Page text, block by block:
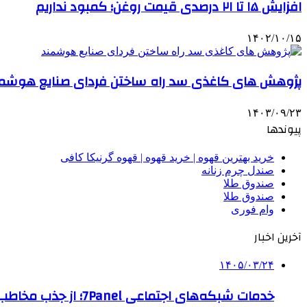
افزایش ۱۵ تا ۲۱ درصدی قیمت روغن؛ کمبود نداریم
۱۴۰۲/۱۰/۱۵
پژوهش های کاغذی سد راه ساختن فردای صنایع
۱۴۰۳/۰۹/۲۳
پیوندها
خرید بهترین قهوه | خرید قهوه | قهوه گرنیکا کافی
صندل چرم زنانه
صندوق طلا
صندوق طلا
وام فوری
آخرین اخبار
۱۴۰۵/۰۳/۲۴
خدمات شبکه‌های اجتماعی 7Panel؛ از جذب مخاطب تا افزایش درآمد